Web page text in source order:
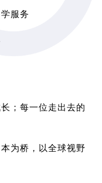
服务
；每一位走出去的
为桥，以全球视野